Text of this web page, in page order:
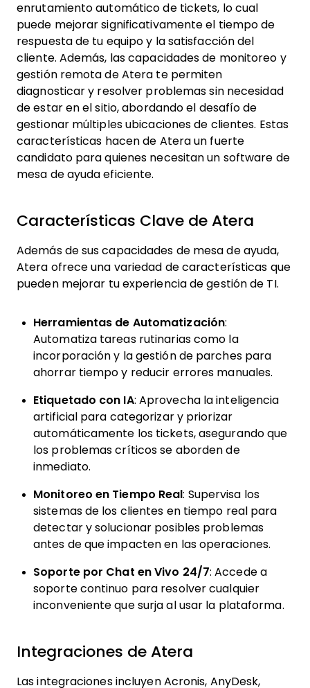
enrutamiento automático de tickets, lo cual
puede mejorar significativamente el tiempo de
respuesta de tu equipo y la satisfacción del
cliente. Además, las capacidades de monitoreo y
gestión remota de Atera te permiten
diagnosticar y resolver problemas sin necesidad
de estar en el sitio, abordando el desafío de
gestionar múltiples ubicaciones de clientes. Estas
características hacen de Atera un fuerte
candidato para quienes necesitan un software de
mesa de ayuda eficiente.
Características Clave de Atera
Además de sus capacidades de mesa de ayuda,
Atera ofrece una variedad de características que
pueden mejorar tu experiencia de gestión de TI.
Herramientas de Automatización:
Automatiza tareas rutinarias como la
incorporación y la gestión de parches para
ahorrar tiempo y reducir errores manuales.
Etiquetado con IA: Aprovecha la inteligencia
artificial para categorizar y priorizar
automáticamente los tickets, asegurando que
los problemas críticos se aborden de
inmediato.
Monitoreo en Tiempo Real: Supervisa los
sistemas de los clientes en tiempo real para
detectar y solucionar posibles problemas
antes de que impacten en las operaciones.
Soporte por Chat en Vivo 24/7: Accede a
soporte continuo para resolver cualquier
inconveniente que surja al usar la plataforma.
Integraciones de Atera
Las integraciones incluyen Acronis, AnyDesk,